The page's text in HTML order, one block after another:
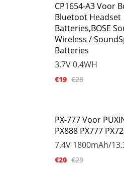
CP1654-A3 Voor
Bluetoot Headset
Batteries,BOSE
Wireless /
Batteries
3.7V0.4WH
€19 €28
PX-777 Voor
PX888 PX777
7.4V 1800mAh/
€20 €29